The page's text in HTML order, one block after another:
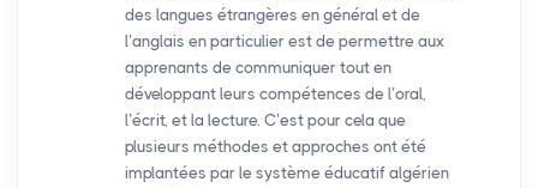
des langues étrangères en général et de
l’anglais en particulier est de permettre aux
apprenants de communiquer tout en
développant leurs compétences de l’oral,
l’écrit, et la lecture. C’est pour cela que
plusieurs méthodes et approches ont été
implantées par le système éducatif algérien